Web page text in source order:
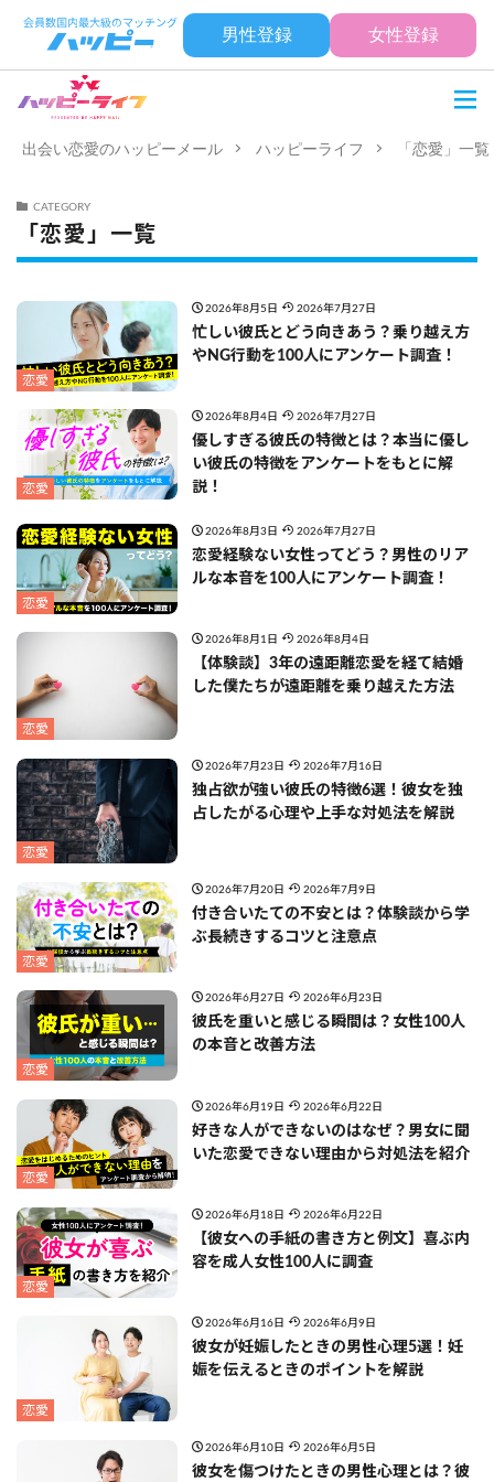
男性登録 女性登録
出会い恋愛のハッピーメール ハッピーライフ 「恋愛」一覧
CATEGORY
「恋愛」一覧
恋愛
2026年8月5日 2026年7月27日
忙しい彼氏とどう向きあう？乗り越え方
やNG行動を100人にアンケート調査！
恋愛
2026年8月4日 2026年7月27日
優しすぎる彼氏の特徴とは？本当に優し
い彼氏の特徴をアンケートをもとに解
説！
恋愛
2026年8月3日 2026年7月27日
恋愛経験ない女性ってどう？男性のリア
ルな本音を100人にアンケート調査！
恋愛
2026年8月1日 2026年8月4日
【体験談】3年の遠距離恋愛を経て結婚
した僕たちが遠距離を乗り越えた方法
恋愛
2026年7月23日 2026年7月16日
独占欲が強い彼氏の特徴6選！彼女を独
占したがる心理や上手な対処法を解説
恋愛
2026年7月20日 2026年7月9日
付き合いたての不安とは？体験談から学
ぶ長続きするコツと注意点
恋愛
2026年6月27日 2026年6月23日
彼氏を重いと感じる瞬間は？女性100人
の本音と改善方法
恋愛
2026年6月19日 2026年6月22日
好きな人ができないのはなぜ？男女に聞
いた恋愛できない理由から対処法を紹介
恋愛
2026年6月18日 2026年6月22日
【彼女への手紙の書き方と例文】喜ぶ内
容を成人女性100人に調査
恋愛
2026年6月16日 2026年6月9日
彼女が妊娠したときの男性心理5選！妊
娠を伝えるときのポイントを解説
2026年6月10日 2026年6月5日
彼女を傷つけたときの男性心理とは？彼